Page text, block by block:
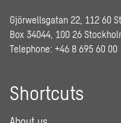
Gjörwellsgatan 22, 112 60
Box 34044, 100 26
Telephone: +46 8 695 60 00
Shortcuts